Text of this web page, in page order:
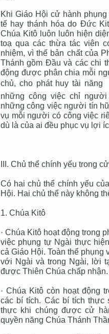
Khi Giáo Hội cử hành
tế hay thánh hóa do Đức
Chúa Kitô luôn luôn hiện
toạ qua các thừa tác viên
nhiệm, vì thế bản chất của
Thánh gồm Đầu và các chi
động được phân chia mỗi
chủ, cho phát huy tài
những công việc chỉ
những công việc người tín
vụ mỗi người có công việc
dù là của ai đều phục vụ lợi
III. Chủ thể chính yếu trong
Có hai chủ thể chính yếu
Hội. Hai chủ thể này không
1. Chúa Kitô
· Chúa Kitô hoạt động trong
việc phụng tự Ngài thực
cả Giáo Hội. Toàn thể
với Ngài và trong Ngài, lời
được Thiên Chúa chấp nhận.
· Chúa Kitô còn hoạt động
các bí tích. Các bí tích thực
thực khi chúng được cử
quyền năng Chúa Thánh